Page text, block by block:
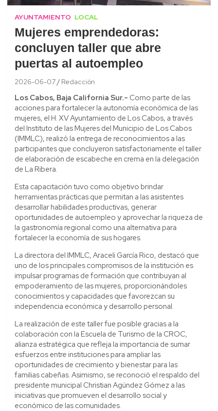
AYUNTAMIENTO LOCAL
Mujeres emprendedoras:
concluyen taller que abre
puertas al autoempleo
2026-06-07 Redacción
Los Cabos, Baja California Sur.- Como parte de las
acciones para fortalecer la autonomía económica de las
mujeres, el H. XV Ayuntamiento de Los Cabos, a través
del Instituto de las Mujeres del Municipio de Los Cabos
(IMMLC), realizó la entrega de reconocimientos a las
participantes que concluyeron satisfactoriamente el taller
de elaboración de escabeche en crema en la delegación
de La Ribera.
Esta capacitación tuvo como objetivo brindar
herramientas prácticas que permitan a las asistentes
desarrollar habilidades productivas, generar
oportunidades de autoempleo y aprovechar la riqueza de
la gastronomía regional como una alternativa para
fortalecer la economía de sus hogares.
La directora del IMMLC, Araceli García Rico, destacó que
uno de los principales compromisos de la institución es
impulsar programas de formación que contribuyan al
empoderamiento de las mujeres, proporcionándoles
conocimientos y capacidades que favorezcan su
independencia económica y desarrollo personal.
La realización de este taller fue posible gracias a la
colaboración con la Escuela de Turismo de la CROC,
alianza estratégica que refleja la importancia de sumar
esfuerzos entre instituciones para ampliar las
oportunidades de crecimiento y bienestar para las
familias cabeñas. Asimismo, se reconoció el respaldo del
presidente municipal Christian Agúndez Gómez a las
iniciativas que promueven el desarrollo social y
económico de las comunidades.